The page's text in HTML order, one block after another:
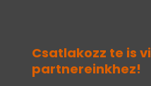
Csatlakozz te is
partnereinkhez!